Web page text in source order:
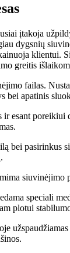
įtakoja
dygsnių
klientui.
greitis
failas.
bei apatinis
ir esant poreikiui
bei pasirinkus
siuvinėjimo
speciali
plotui